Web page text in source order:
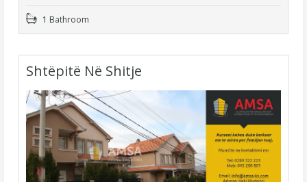
1 Bathroom
Shtëpitë Në Shitje